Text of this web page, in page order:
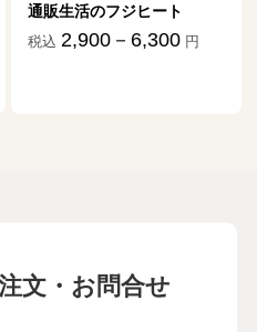
通販生活のフジヒート
税込 2,900－6,300 円
文・お問合せ